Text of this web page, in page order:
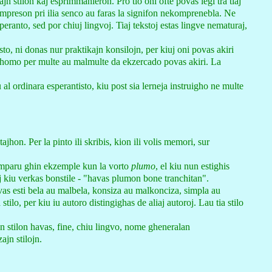
pri ilia senco au faras la signifon nekomprenebla. Ne
sed por chiuj lingvoj. Tiaj tekstoj estas lingve nematuraj,
ni donas nur praktikajn konsilojn, per kiuj oni povas akiri
per multe au malmulte da ekzercado povas akiri. La
ordinara esperantisto, kiu post sia lerneja instruigho ne multe
Per la pinto ili skribis, kion ili volis memori, sur
ghin ekzemple kun la vorto plumo, el kiu nun estighis
verkas bonstile - "havas plumon bone tranchitan".
esti bela au malbela, konsiza au malkonciza, simpla au
per kiu iu autoro distingighas de aliaj autoroj. Lau tia stilo
stilon havas, fine, chiu lingvo, nome gheneralan
stilojn.